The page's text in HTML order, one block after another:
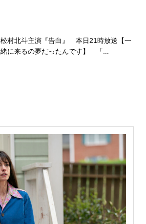
松村北斗主演『告白』 本日21時放送【一
緒に来るの夢だったんです】 「...